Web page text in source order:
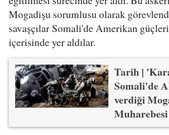
Mogadişu sorumlusu olarak
savaşçılar Somali'de Amerikan
içerisinde yer aldılar.
Tarih |
Somali'de
verdiği
Muharebesi